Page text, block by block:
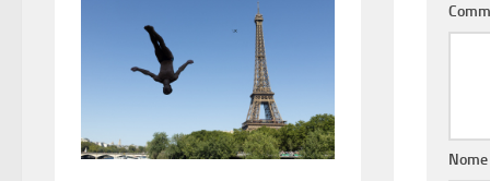
Nome